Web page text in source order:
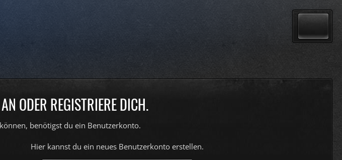
ODER REGISTRIERE DICH.
benötigst du ein Benutzerkonto.
Hier kannst du ein neues Benutzerkonto erstellen.